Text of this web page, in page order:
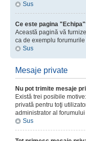
Sus
Ce este pagina
Această pagină vă
ca de exemplu
Sus
Mesaje private
Nu pot trimite mesaje
Există trei posibile
privată pentru toţi
administrator al
Sus